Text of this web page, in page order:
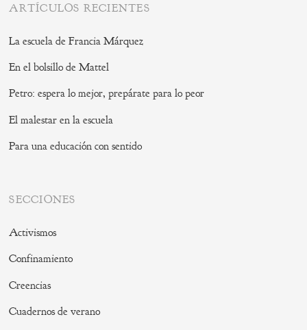
ARTÍCULOS RECIENTES
La escuela de Francia Márquez
En el bolsillo de Mattel
Petro: espera lo mejor, prepárate para lo peor
El malestar en la escuela
Para una educación con sentido
SECCIONES
Activismos
Confinamiento
Creencias
Cuadernos de verano